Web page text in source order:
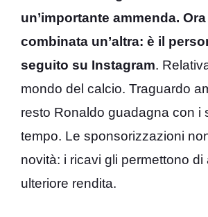
un’importante ammenda.
combinata un’altra: è il
seguito su Instagram.
mondo del calcio. Traguardo
resto Ronaldo guadagna con i
tempo. Le sponsorizzazioni
novità: i ricavi gli permettono di
ulteriore rendita.